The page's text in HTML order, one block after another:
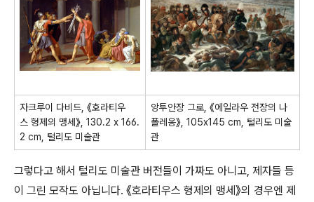
자크루이 다비드, 《호라티우
스 형제의 맹세》, 130.2 x 166.
2 cm, 털리도 미술관
앙투안장 그로, 《에일라우 전장의 나
폴레옹》, 105x145 cm, 털리도 미술
관
그렇다고 해서 털리도 미술관 버전들이 가짜도 아니고, 제자들 등
이 그린 모작도 아닙니다. 《호라티우스 형제의 맹세》의 경우엔 제